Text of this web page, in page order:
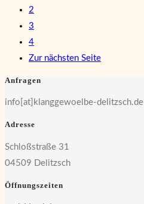
2
3
4
Zur nächsten Seite
Anfragen
info[at]klanggewoelbe-delitzsch.de
Adresse
Schloßstraße 31
04509 Delitzsch
Öffnungszeiten